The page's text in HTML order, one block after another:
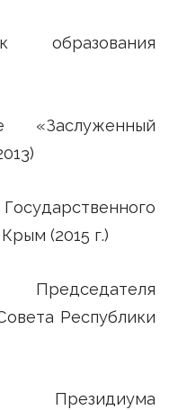
образования
«Заслуженный
(2015 г.)
Республики